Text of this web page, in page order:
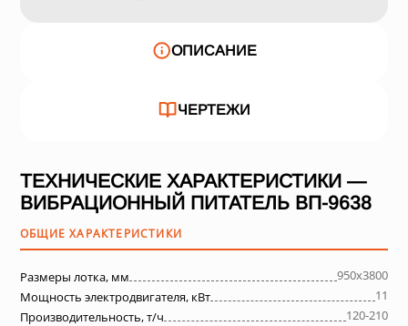
ОПИСАНИЕ
ЧЕРТЕЖИ
ТЕХНИЧЕСКИЕ ХАРАКТЕРИСТИКИ —
ВИБРАЦИОННЫЙ ПИТАТЕЛЬ ВП-9638
ОБЩИЕ ХАРАКТЕРИСТИКИ
Размеры лотка, мм
950х3800
Мощность электродвигателя, кВт
11
Производительность, т/ч
120-210